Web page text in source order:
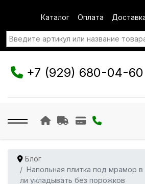
Каталог Оплата
+7 (929) 680-04-60
Блог
Напольная плитка под мрамор
ли укладывать без порожков